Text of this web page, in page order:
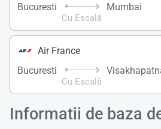
Bucuresti
Cu Escală
Mumbai
Air France
Bucuresti
Cu Escală
Informatii de baza